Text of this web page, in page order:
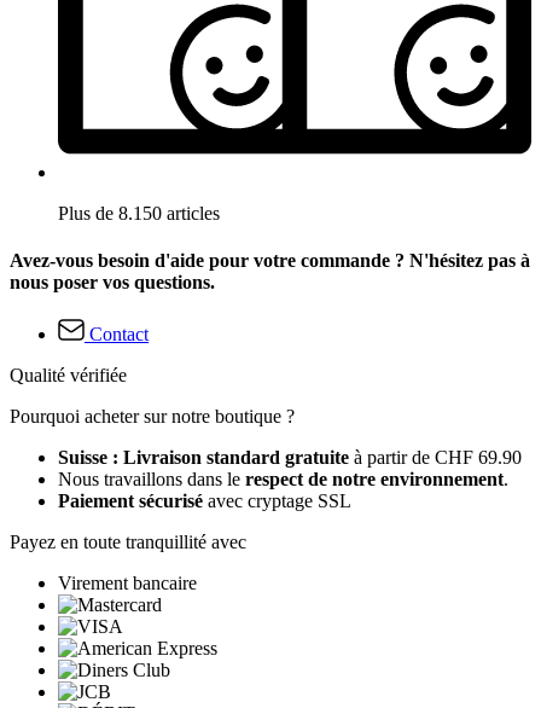
Plus de 8.150 articles
Avez-vous besoin d'aide pour votre commande ? N'hésitez pas à
nous poser vos questions.
Contact
Qualité vérifiée
Pourquoi acheter sur notre boutique ?
Suisse : Livraison standard gratuite à partir de CHF 69.90
Nous travaillons dans le respect de notre environnement.
Paiement sécurisé avec cryptage SSL
Payez en toute tranquillité avec
Virement bancaire